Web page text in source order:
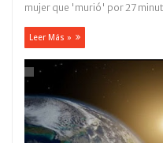
mujer que 'murió' por 27
Leer Más »